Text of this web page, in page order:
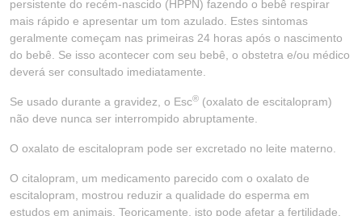
persistente do recém-nascido (HPPN) fazendo o bebê respirar
mais rápido e apresentar um tom azulado. Estes sintomas
geralmente começam nas primeiras 24 horas após o nascimento
do bebê. Se isso acontecer com seu bebê, o obstetra e/ou médico
deverá ser consultado imediatamente.
Se usado durante a gravidez, o Esc® (oxalato de escitalopram)
não deve nunca ser interrompido abruptamente.
O oxalato de escitalopram pode ser excretado no leite materno.
O citalopram, um medicamento parecido com o oxalato de
escitalopram, mostrou reduzir a qualidade do esperma em
estudos em animais. Teoricamente, isto pode afetar a fertilidade,